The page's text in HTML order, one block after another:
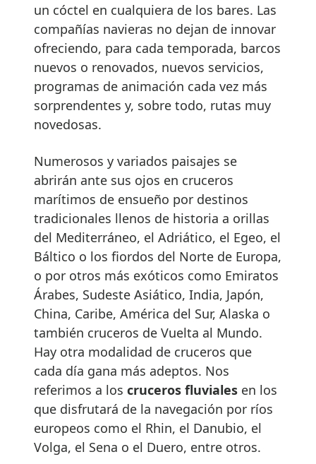
un cóctel en cualquiera de los bares. Las
compañías navieras no dejan de innovar
ofreciendo, para cada temporada, barcos
nuevos o renovados, nuevos servicios,
programas de animación cada vez más
sorprendentes y, sobre todo, rutas muy
novedosas.
Numerosos y variados paisajes se
abrirán ante sus ojos en cruceros
marítimos de ensueño por destinos
tradicionales llenos de historia a orillas
del Mediterráneo, el Adriático, el Egeo, el
Báltico o los fiordos del Norte de Europa,
o por otros más exóticos como Emiratos
Árabes, Sudeste Asiático, India, Japón,
China, Caribe, América del Sur, Alaska o
también cruceros de Vuelta al Mundo.
Hay otra modalidad de cruceros que
cada día gana más adeptos. Nos
referimos a los cruceros fluviales en los
que disfrutará de la navegación por ríos
europeos como el Rhin, el Danubio, el
Volga, el Sena o el Duero, entre otros.